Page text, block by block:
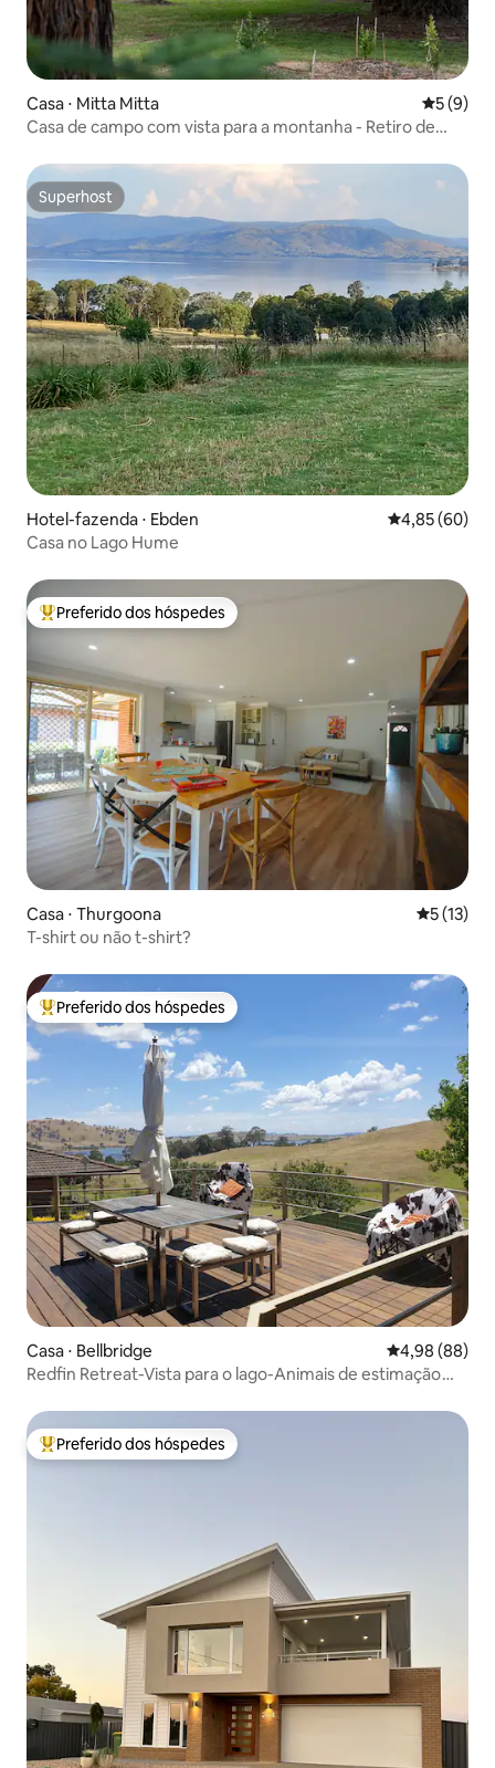
Casa ⋅ Mitta Mitta 5 de
5 (9)
Casa de campo com vista para a montanha - Retiro de
Superhost
Superhost
Hotel-fazenda ⋅ Ebden 4,85 de uma
4,85 (60)
Casa no Lago Hume
Entre os melhores preferidos dos hóspedes
Preferido dos hóspedes
Casa ⋅ Thurgoona 5 de uma
5 (13)
T-shirt ou não t-shirt?
Entre os melhores preferidos dos hóspedes
Preferido dos hóspedes
Casa ⋅ Bellbridge 4,98 de uma
4,98 (88)
Redfin Retreat-Vista para o lago-Animais de estimação
Entre os melhores preferidos dos hóspedes
Preferido dos hóspedes